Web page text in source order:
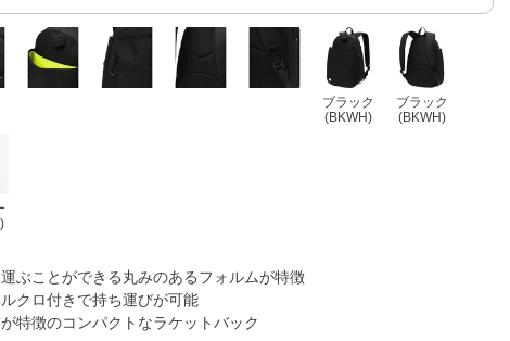
ブラック
(BKWH)
ブラック
(BKWH)
ぶことができる丸みのあるフォルムが特徴
クロ付きで持ち運びが可能
特徴のコンパクトなラケットバック